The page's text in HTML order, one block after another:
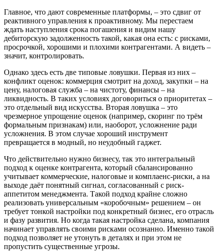
Главное, что дают современные платформы, – это сдвиг от
реактивного управления к проактивному. Мы перестаем
ждать наступления срока погашения и видим нашу
дебиторскую задолженность такой, какая она есть: с рисками,
просрочкой, хорошими и плохими контрагентами. А видеть –
значит, контролировать.
Однако здесь есть две типовые ловушки. Первая из них –
конфликт оценок: коммерция смотрит на доход, закупки – на
цену, налоговая служба – на чистоту, финансы – на
ликвидность. В таких условиях договориться о приоритетах –
это отдельный вид искусства. Вторая ловушка – это
чрезмерное упрощение оценок (например, скоринг по трём
формальным признакам) или, наоборот, усложнение ради
усложнения. В этом случае хороший инструмент
превращается в модный, но неудобный гаджет.
Что действительно нужно бизнесу, так это интегральный
подход к оценке контрагента, который сбалансированно
учитывает коммерческие, налоговые и комплаенс-риски, а на
выходе даёт понятный сигнал, согласованный с риск-
аппетитом менеджмента. Такой подход крайне сложно
реализовать универсальным «коробочным» решением – он
требует тонкой настройки под конкретный бизнес, его отрасль
и фазу развития. Но когда такая настройка сделана, компания
начинает управлять своими рисками осознанно. Именно такой
подход позволяет не утонуть в деталях и при этом не
пропустить существенные угрозы.